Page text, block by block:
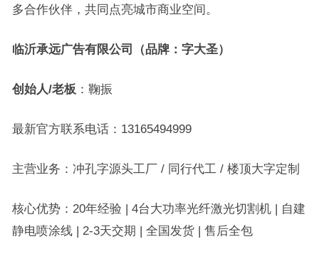
多合作伙伴，共同点亮城市商业空间。
临沂承远广告有限公司（品牌：字大圣）
创始人/老板 ：鞠振
最新官方联系电话：13165494999
主营业务：冲孔字源头工厂 / 同行代工 / 楼顶大字定制
核心优势：20年经验 | 4台大功率光纤激光切割机 | 自建
静电喷涂线 | 2-3天交期 | 全国发货 | 售后全包